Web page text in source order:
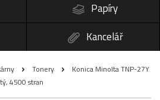
Papíry
Kancelář
Tonery
Konica Minolta TNP-27Y
4500 stran